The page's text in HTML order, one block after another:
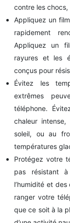
contre les
Appliquez un
rapidement
Appliquez un
rayures et les
conçus pour
Évitez les
extrêmes
téléphone.
chaleur intense,
soleil, ou au
températures
Protégez votre
pas résistant
l’humidité et
ranger votre
que ce soit à la